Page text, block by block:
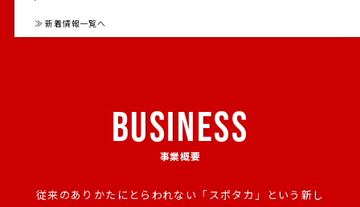
≫ 新着情報一覧へ
BUSINESS
事業概要
従来のありかたにとらわれない「スポタカ」という新し